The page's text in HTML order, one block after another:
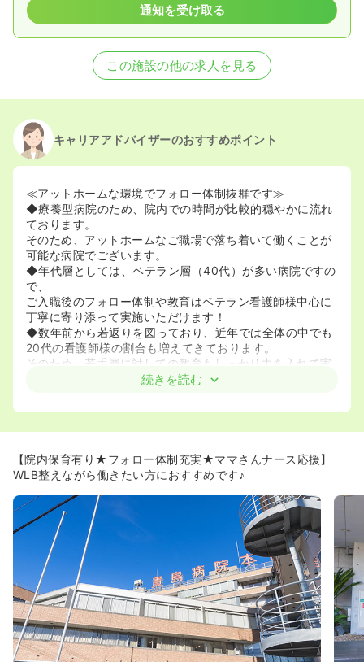
通知を受け取る
この施設の他の求人を見る
キャリアアドバイザーのおすすめポイント
≪アットホームな環境でフォロー体制抜群です≫
◆療養型病院のため、院内での時間が比較的穏やかに流れ
ております。
そのため、アットホームなご職場で落ち着いて働くことが
可能な病院でございます。
◆年代層としては、ベテラン層（40代）が多い病院ですの
で、
ご入職後のフォロー体制や教育はベテラン看護師様中心に
丁寧に寄り添って実施いただけます！
◆数年前から若返りを図っており、近年では全体の中でも
20代の看護師様の割合も増えてきております。
そのため、若手層に対しての教育もしっかり力を入れて実
ォロー体制を受けることができます！
◆近隣には急性期病院があるので、患者層は認知症などの
高齢者疾患がメインとなり、落ち着いた環境で働くことが
◆急性期病院ほど救急などのイレギュラーがない分、一人
ひとりの患者様に寄り添って丁寧な手技を身につけること
ができます。
◆アットホームな職場ですので、わからないことがあれば
すぐに誰かに聞ける安心感も当院の魅力でございます。忙
しさのあまり、放置されるということは無いような環境作
りをされております。
≪残業ほぼ無し！ママさんナースにおすすめです！≫
◆パートの方は全員土日祝休みです！
◆定時は17時ぴったりで残業も全くありません。業務が残
続きを読む
【院内保育有り★フォロー体制充実★ママさんナース応援】
WLB整えながら働きたい方におすすめです♪